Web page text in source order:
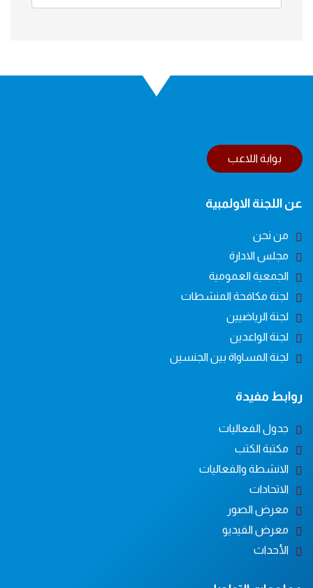
بوابة اللاعب
عن اللجنة الاولمبية
من نحن
مجلس الادارة
الجمعية العمومية
لجنة مكافحة المنشطات
لجنة الرياضيين
لجنة الواعدين
لجنة المساواة بين الجنسين
روابط مفيدة
جدول الفعاليات
مكتبة الكتب
الانشطة والفعاليات
الاتحادات
معرض الصور
معرض الفيديو
الأحداث